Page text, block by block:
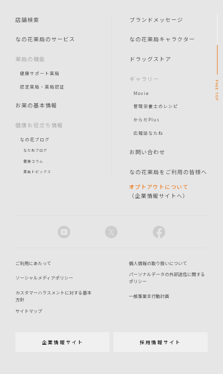
店舗検索
なの花薬局のサービス
薬局の機能
健康サポート薬局
認定薬局・薬局認証
お薬の基本情報
健康お役立ち情報
なの花ブログ
なたねブログ
健康コラム
薬局トピックス
ブランドメッセージ
なの花薬局キャラクター
ドラッグストア
ギャラリー
Movie
管理栄養士のレシピ
からだPlus
広報誌なたね
お問い合わせ
なの花薬局をご利用の皆様へ
オプトアウトについて
（企業情報サイトへ）
企業情報サイト 採用情報サイト
ご利用にあたって 個人情報の取り扱いについて
ソーシャルメディアポリシー
パーソナルデータの外部送信に関する
ポリシー
カスタマーハラスメントに対する基本
方針
一般事業主行動計画
サイトマップ
PAGE
TOP